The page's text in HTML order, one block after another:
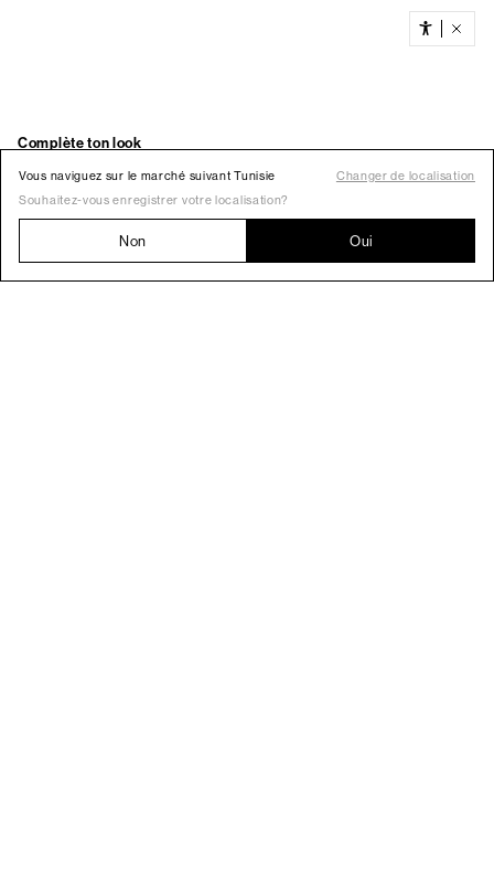
Vous naviguez sur le marché suivant Tunisie
Changer de localisation
Souhaitez-vous enregistrer votre localisation?
Non Oui